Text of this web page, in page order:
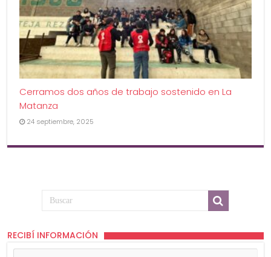
Cerramos dos años de trabajo sostenido en La
Matanza
24 septiembre, 2025
RECIBÍ INFORMACIÓN
Tu